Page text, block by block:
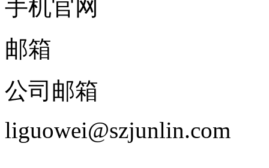
手机官网
邮箱
公司邮箱
liguowei@szjunlin.com